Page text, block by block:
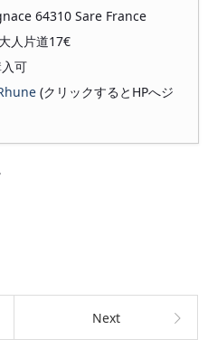
64310 Sare France
人片道17€
可
(クリックするとHPへジ
Next